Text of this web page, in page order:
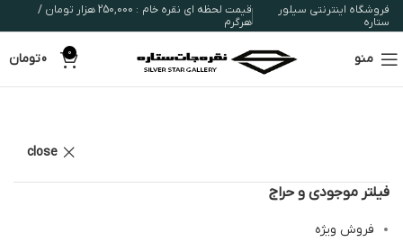
فروشگاه اینترنتی سیلور
ستاره
قیمت لحظه ای نقره خام : 250,000 هزار تومان /
هرگرم
منو 0
0تومان
close
فیلتر موجودی و حراج
فروش ویژه